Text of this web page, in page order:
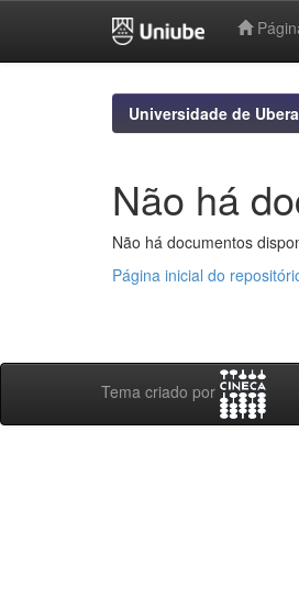
Universidade de
Não há
Não há documentos
Página inicial do
Tema criado por